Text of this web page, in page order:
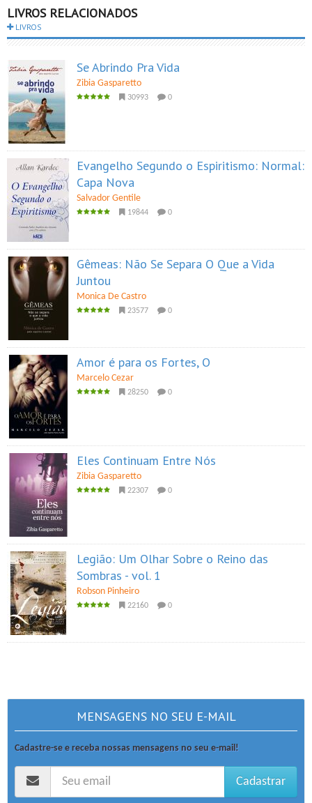
LIVROS RELACIONADOS
LIVROS
Se Abrindo Pra Vida
Zibia Gasparetto
30993 0
Evangelho Segundo o Espiritismo: Normal:
Capa Nova
Salvador Gentile
19844 0
Gêmeas: Não Se Separa O Que a Vida
Juntou
Monica De Castro
23577 0
Amor é para os Fortes, O
Marcelo Cezar
28250 0
Eles Continuam Entre Nós
Zibia Gasparetto
22307 0
Legião: Um Olhar Sobre o Reino das
Sombras - vol. 1
Robson Pinheiro
22160 0
MENSAGENS NO SEU E-MAIL
Cadastre-se e receba nossas mensagens no seu e-mail!
Cadastrar